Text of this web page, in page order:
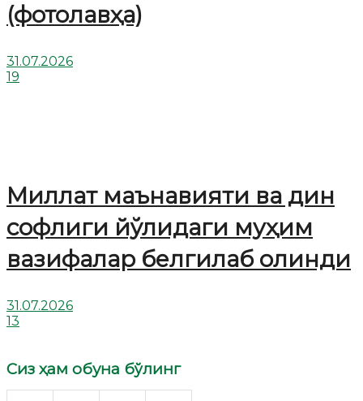
(фотолавҳа)
31.07.2026
19
Миллат маънавияти ва дин
софлиги йўлидаги муҳим
вазифалар белгилаб олинди
31.07.2026
13
Сиз ҳам обуна бўлинг